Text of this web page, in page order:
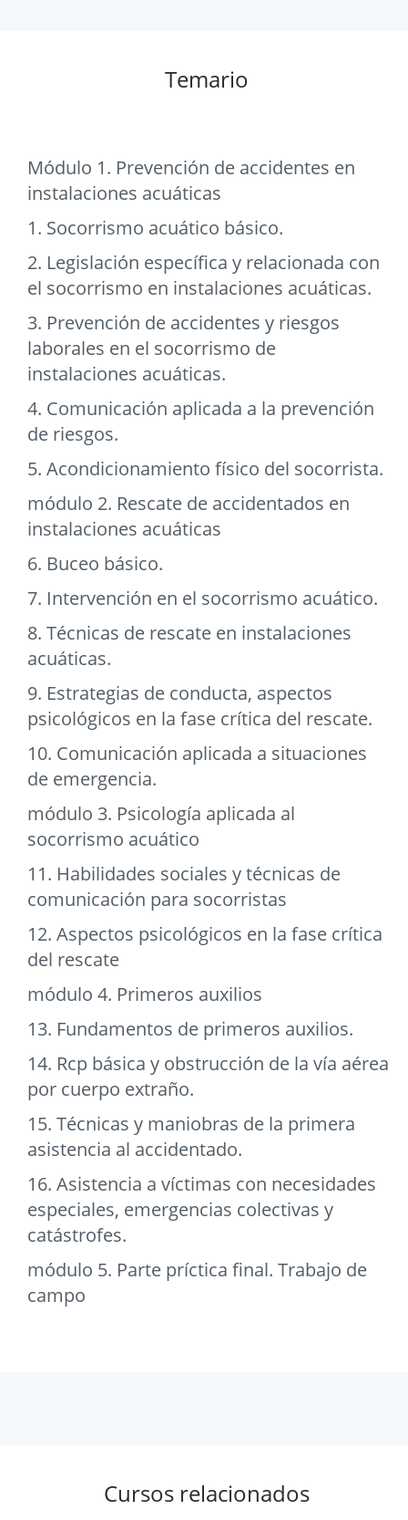
Temario
Módulo 1. Prevención de accidentes en
instalaciones acuáticas
1. Socorrismo acuático básico.
2. Legislación específica y relacionada con
el socorrismo en instalaciones acuáticas.
3. Prevención de accidentes y riesgos
laborales en el socorrismo de
instalaciones acuáticas.
4. Comunicación aplicada a la prevención
de riesgos.
5. Acondicionamiento físico del socorrista.
módulo 2. Rescate de accidentados en
instalaciones acuáticas
6. Buceo básico.
7. Intervención en el socorrismo acuático.
8. Técnicas de rescate en instalaciones
acuáticas.
9. Estrategias de conducta, aspectos
psicológicos en la fase crítica del rescate.
10. Comunicación aplicada a situaciones
de emergencia.
módulo 3. Psicología aplicada al
socorrismo acuático
11. Habilidades sociales y técnicas de
comunicación para socorristas
12. Aspectos psicológicos en la fase crítica
del rescate
módulo 4. Primeros auxilios
13. Fundamentos de primeros auxilios.
14. Rcp básica y obstrucción de la vía aérea
por cuerpo extraño.
15. Técnicas y maniobras de la primera
asistencia al accidentado.
16. Asistencia a víctimas con necesidades
especiales, emergencias colectivas y
catástrofes.
módulo 5. Parte príctica final. Trabajo de
campo
Cursos relacionados